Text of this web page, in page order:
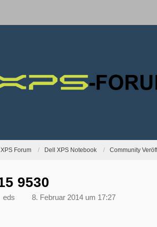
XPS Forum Dell XPS Notebook Community
9530
eds 8. Februar 2014 um 17:27